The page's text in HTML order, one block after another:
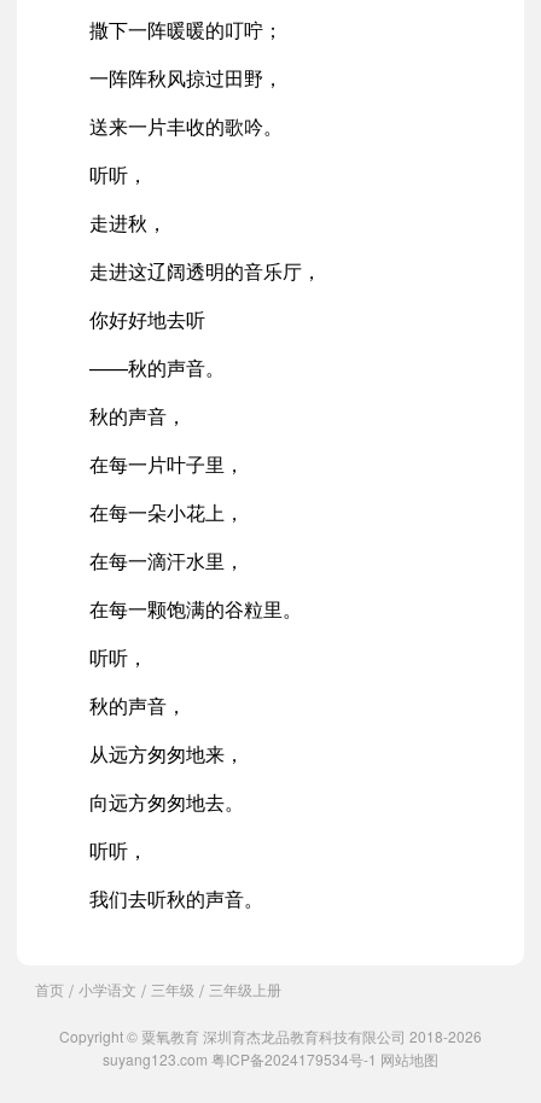
撒下一阵暖暖的叮咛；
一阵阵秋风掠过田野，
送来一片丰收的歌吟。
听听，
走进秋，
走进这辽阔透明的音乐厅，
你好好地去听
——秋的声音。
秋的声音，
在每一片叶子里，
在每一朵小花上，
在每一滴汗水里，
在每一颗饱满的谷粒里。
听听，
秋的声音，
从远方匆匆地来，
向远方匆匆地去。
听听，
我们去听秋的声音。
首页 / 小学语文 / 三年级 / 三年级上册
Copyright © 粟氧教育 深圳育杰龙品教育科技有限公司 2018-2026
suyang123.com 粤ICP备2024179534号-1 网站地图